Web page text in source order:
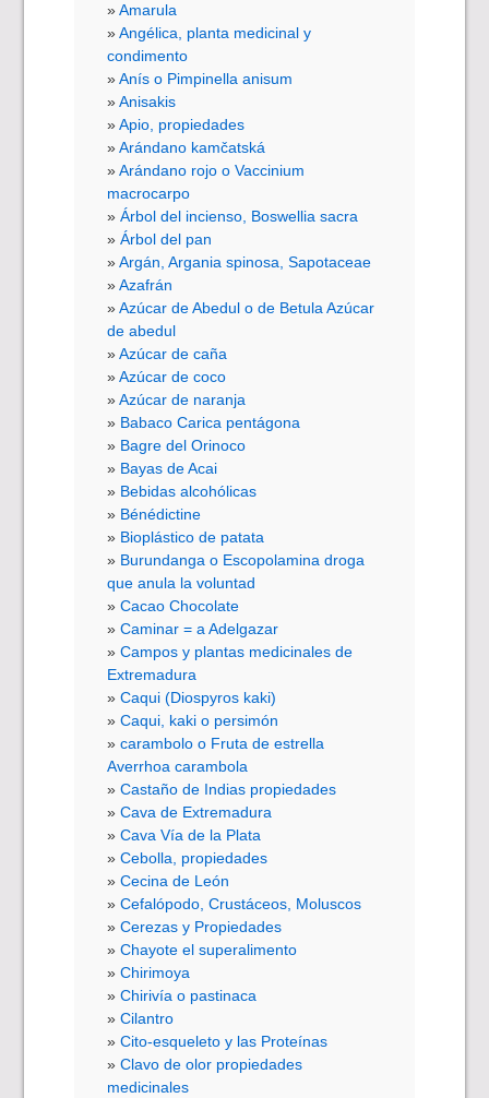
Amarula
Angélica, planta medicinal y
condimento
Anís o Pimpinella anisum
Anisakis
Apio, propiedades
Arándano kamčatská
Arándano rojo o Vaccinium
macrocarpo
Árbol del incienso, Boswellia sacra
Árbol del pan
Argán, Argania spinosa, Sapotaceae
Azafrán
Azúcar de Abedul o de Betula Azúcar
de abedul
Azúcar de caña
Azúcar de coco
Azúcar de naranja
Babaco Carica pentágona
Bagre del Orinoco
Bayas de Acai
Bebidas alcohólicas
Bénédictine
Bioplástico de patata
Burundanga o Escopolamina droga
que anula la voluntad
Cacao Chocolate
Caminar = a Adelgazar
Campos y plantas medicinales de
Extremadura
Caqui (Diospyros kaki)
Caqui, kaki o persimón
carambolo o Fruta de estrella
Averrhoa carambola
Castaño de Indias propiedades
Cava de Extremadura
Cava Vía de la Plata
Cebolla, propiedades
Cecina de León
Cefalópodo, Crustáceos, Moluscos
Cerezas y Propiedades
Chayote el superalimento
Chirimoya
Chirivía o pastinaca
Cilantro
Cito-esqueleto y las Proteínas
Clavo de olor propiedades
medicinales